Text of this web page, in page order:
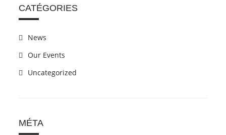
CATÉGORIES
News
Our Events
Uncategorized
MÉTA